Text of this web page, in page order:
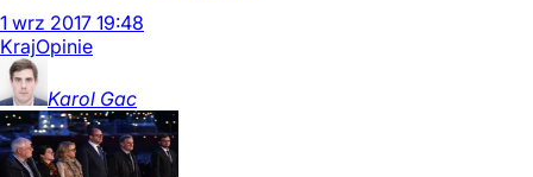
1 wrz 2017 19:48
KrajOpinie
Karol Gac